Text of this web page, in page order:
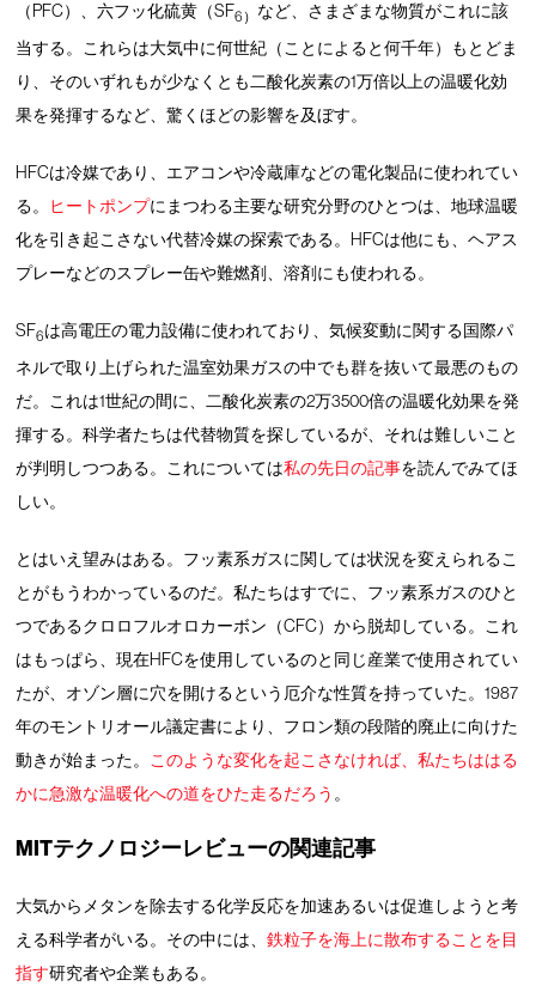
（PFC）、六フッ化硫黄（SF6） など、さまざまな物質がこれに該
当する。これらは大気中に何世紀（ことによると何千年）もとどま
り、そのいずれもが少なくとも二酸化炭素の1万倍以上の温暖化効
果を発揮するなど、驚くほどの影響を及ぼす。
HFCは冷媒であり、エアコンや冷蔵庫などの電化製品に使われてい
る。 ヒートポンプにまつわる主要な研究分野のひとつは、地球温暖
化を引き起こさない代替冷媒の探索である。HFCは他にも、ヘアス
プレーなどのスプレー缶や難燃剤、溶剤にも使われる。
SF6は高電圧の電力設備に使われており、気候変動に関する国際パ
ネルで取り上げられた温室効果ガスの中でも群を抜いて最悪のもの
だ。これは1世紀の間に、二酸化炭素の2万3500倍の温暖化効果を発
揮する。科学者たちは代替物質を探しているが、それは難しいこと
が判明しつつある。これについては私の先日の記事を読んでみてほ
しい。
とはいえ望みはある。フッ素系ガスに関しては状況を変えられるこ
とがもうわかっているのだ。私たちはすでに、フッ素系ガスのひと
つであるクロロフルオロカーボン（CFC）から脱却している。これ
はもっぱら、現在HFCを使用しているのと同じ産業で使用されてい
たが、オゾン層に穴を開けるという厄介な性質を持っていた。1987
年のモントリオール議定書により、フロン類の段階的廃止に向けた
動きが始まった。 このような変化を起こさなければ、私たちははる
かに急激な温暖化への道をひた走るだろう 。
MITテクノロジーレビューの関連記事
大気からメタンを除去する化学反応を加速あるいは促進しようと考
える科学者がいる。その中には、鉄粒子を海上に散布することを目
指す研究者や企業もある。